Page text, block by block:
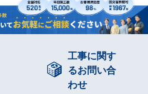
工事に関す
るお問い合
わせ